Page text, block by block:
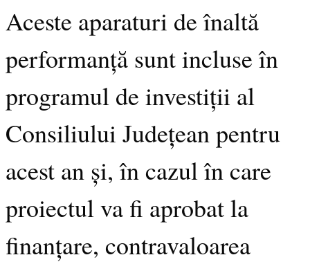
Aceste aparaturi de înaltă
performanță sunt incluse în
programul de investiții al
Consiliului Județean pentru
acest an și, în cazul în care
proiectul va fi aprobat la
finanțare, contravaloarea